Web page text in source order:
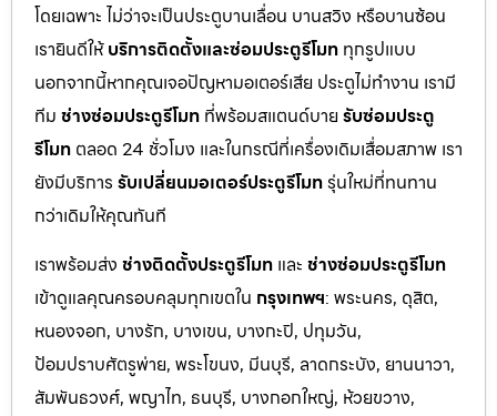
โดยเฉพาะ ไม่ว่าจะเป็นประตูบานเลื่อน บานสวิง หรือบานซ้อน
เรายินดีให้บริการติดตั้งและซ่อมประตูรีโมท ทุกรูปแบบ
นอกจากนี้หากคุณเจอปัญหามอเตอร์เสีย ประตูไม่ทำงาน เรามี
ทีม ช่างซ่อมประตูรีโมท ที่พร้อมสแตนด์บาย รับซ่อมประตู
รีโมท ตลอด 24 ชั่วโมง และในกรณีที่เครื่องเดิมเสื่อมสภาพ เรา
ยังมีบริการ รับเปลี่ยนมอเตอร์ประตูรีโมทรุ่นใหม่ที่ทนทาน
กว่าเดิมให้คุณทันที
เราพร้อมส่ง ช่างติดตั้งประตูรีโมท และ ช่างซ่อมประตูรีโมท
เข้าดูแลคุณครอบคลุมทุกเขตใน กรุงเทพฯ: พระนคร, ดุสิต,
หนองจอก, บางรัก, บางเขน, บางกะปิ, ปทุมวัน,
ป้อมปราบศัตรูพ่าย, พระโขนง, มีนบุรี, ลาดกระบัง, ยานนาวา,
สัมพันธวงศ์, พญาไท, ธนบุรี, บางกอกใหญ่, ห้วยขวาง,